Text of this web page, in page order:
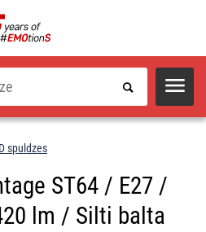
spuldzes
ST64 / E27 /
lm / Silti balta